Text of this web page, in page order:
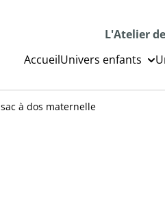
L'Atelier
AccueilUnivers enfants
sac à dos maternelle